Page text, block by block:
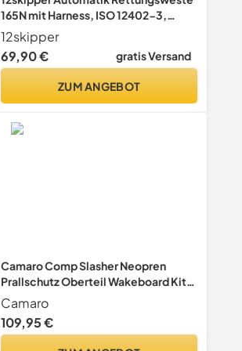
165N mit Harness, ISO 12402-3,
Lifebelt, UML-Auslöser, Schrittgurt,
Erwachsene 40-150 kg, Olive
12skipper
69,90 €
gratis Versand
ZUM ANGEBOT
Camaro Comp Slasher Neopren
Prallschutz Oberteil Wakeboard Kite
Wasserski bis 6XL
Camaro
109,95 €